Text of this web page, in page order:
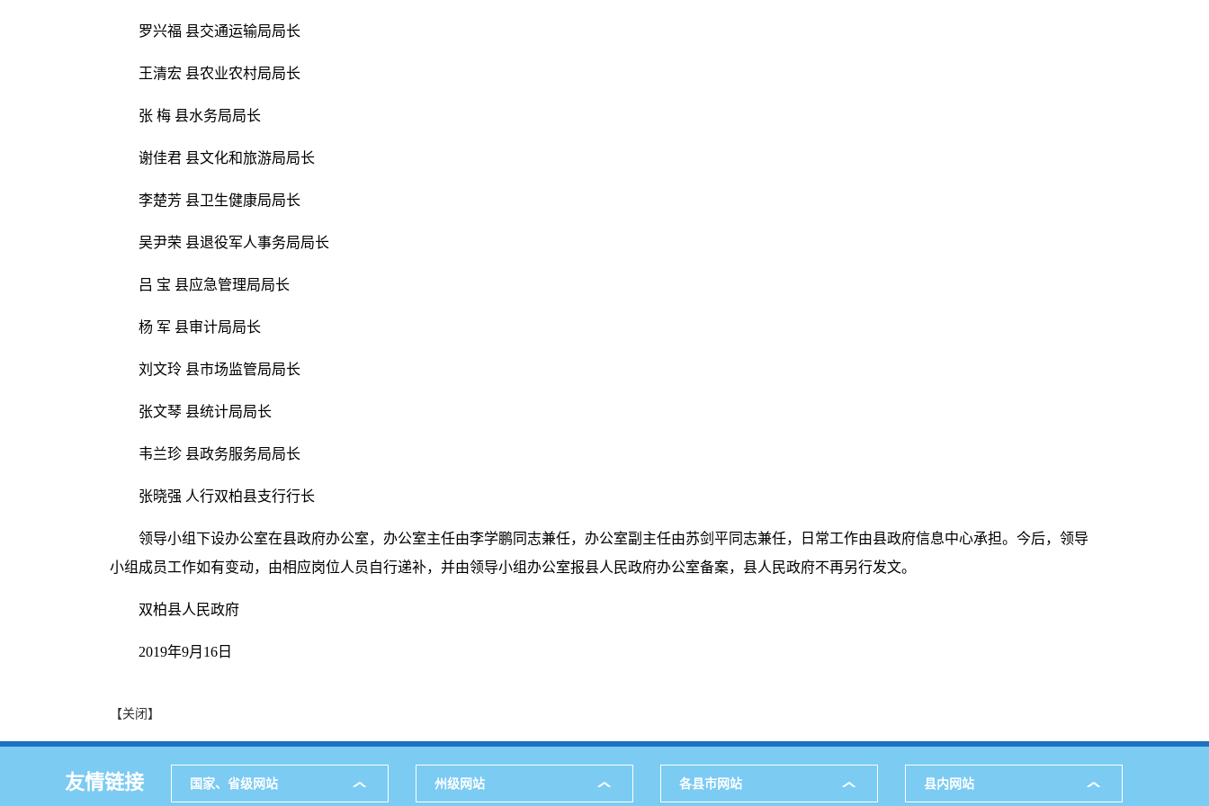
罗兴福 县交通运输局局长
王清宏 县农业农村局局长
张 梅 县水务局局长
谢佳君 县文化和旅游局局长
李楚芳 县卫生健康局局长
吴尹荣 县退役军人事务局局长
吕 宝 县应急管理局局长
杨 军 县审计局局长
刘文玲 县市场监管局局长
张文琴 县统计局局长
韦兰珍 县政务服务局局长
张晓强 人行双柏县支行行长
领导小组下设办公室在县政府办公室，办公室主任由李学鹏同志兼任，办公室副主任由苏剑平同志兼任，日常工作由县政府信息中心承担。今后，领导
小组成员工作如有变动，由相应岗位人员自行递补，并由领导小组办公室报县人民政府办公室备案，县人民政府不再另行发文。
双柏县人民政府
2019年9月16日
【关闭】
友情链接 国家、省级网站 州级网站 各县市网站 县内网站